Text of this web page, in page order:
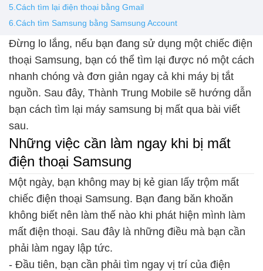
5.Cách tìm lại điện thoại bằng Gmail
6.Cách tìm Samsung bằng Samsung Account
Đừng lo lắng, nếu bạn đang sử dụng một chiếc điện
thoại Samsung, bạn có thể tìm lại được nó một cách
nhanh chóng và đơn giản ngay cả khi máy bị tắt
nguồn. Sau đây, Thành Trung Mobile sẽ hướng dẫn
bạn cách tìm lại máy samsung bị mất qua bài viết
sau.
Những việc cần làm ngay khi bị mất
điện thoại Samsung
Một ngày, bạn không may bị kẻ gian lấy trộm mất
chiếc điện thoại Samsung. Bạn đang băn khoăn
không biết nên làm thế nào khi phát hiện mình làm
mất điện thoại. Sau đây là những điều mà bạn cần
phải làm ngay lập tức.
- Đầu tiên, bạn cần phải tìm ngay vị trí của điện